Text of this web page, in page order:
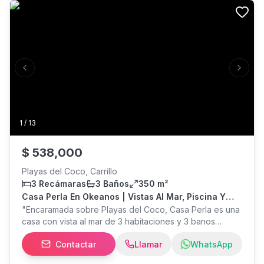
dentro de villas nacazcol, a 5 minutos de playas del
1 / 13
Previous slide Next
$ 538,000
Playas del Coco, Carrillo
3 Recámaras
3 Baños
350 m²
Casa Perla En Okeanos | Vistas Al Mar, Piscina Y
Terraza En Azotea En Playas Del Coco
"Encaramada sobre Playas del Coco, Casa Perla es una
casa con vista al mar de 3 habitaciones y 3 banos
ubicada dentro de Okeanos, una intima comunidad
cerrada de solo siete casas con seguridad 24/7. Es facil
entender por que propietarios y huespedes pasan tanto
Contactar Llamar WhatsApp